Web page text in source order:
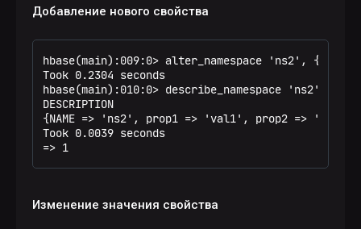
Добавление нового свойства
hbase(main):009:0> alter_namespace 'ns2',
Took 0.2304 seconds
hbase(main):010:0> describe_namespace 'ns2'
DESCRIPTION
{NAME => 'ns2', prop1 => 'val1', prop2 =>
Took 0.0039 seconds
=> 1
Изменение значения свойства